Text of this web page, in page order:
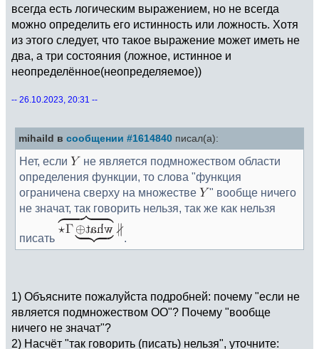
всегда есть логическим выражением, но не всегда
можно определить его истинность или ложность. Хотя
из этого следует, что такое выражение может иметь не
два, а три состояния (ложное, истинное и
неопределённое(неопределяемое))
-- 26.10.2023, 20:31 --
mihaild в сообщении #1614840 писал(а):
Нет, если
не является подмножеством области
определения функции, то слова "функция
ограничена сверху на множестве
" вообще ничего
не значат, так говорить нельзя, так же как нельзя
писать .
1) Объясните пожалуйста подробней: почему "если не
является подмножеством ОО"? Почему "вообще
ничего не значат"?
2) Насчёт "так говорить (писать) нельзя", уточните: